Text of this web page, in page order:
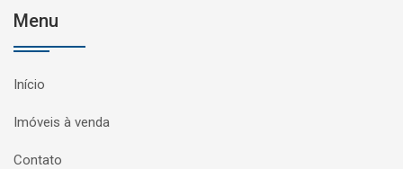
Menu
Início
Imóveis à venda
Contato